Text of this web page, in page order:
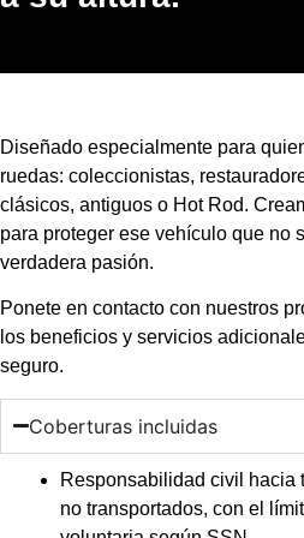
Diseñado especialmente para
ruedas: coleccionistas,
clásicos, antiguos o Hot Rod.
para proteger ese vehículo que no
verdadera pasión.
Ponete en contacto con nuestros
los beneficios y servicios
seguro.
Coberturas incluidas
Responsabilidad civil hacia
no transportados, con el